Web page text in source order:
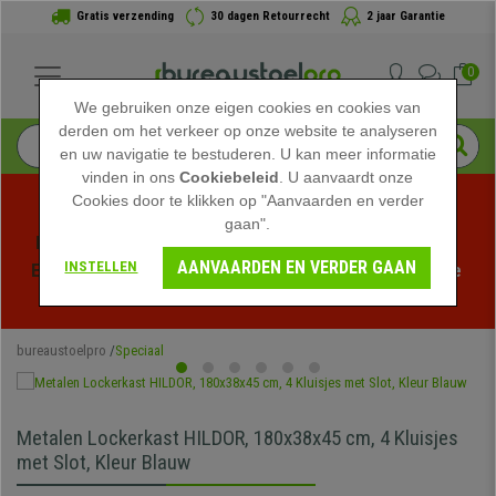
Gratis verzending 30 dagen Retourrecht 2 jaar Garantie
0
Profiteer van de Zomeruitverkoop bij bureaustoelpro!
Exclusieve kortingen voor een beperkte tijd - Bekijk de
bureaustoelpro Speciaal
Metalen Lockerkast HILDOR, 180x38x45 cm, 4 Kluisjes
met Slot, Kleur Blauw
We gebruiken onze eigen cookies en cookies van
derden om het verkeer op onze website te analyseren
en uw navigatie te bestuderen. U kan meer informatie
vinden in onsCookiebeleid . U aanvaardt onze
Cookies door te klikken op "Aanvaarden en verder
gaan".
INSTELLEN AANVAARDEN EN VERDER GAAN